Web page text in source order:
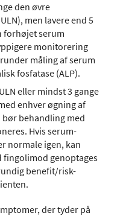
den øvre
men lavere end 5
forhøjet serum
monitorering
måling af serum
fosfatase (ALP).
eller mindst 3 gange
enhver øgning af
behandling med
Hvis serum-
normale igen, kan
fingolimod genoptages
benefit/risk-
der tyder på